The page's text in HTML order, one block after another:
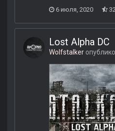
6 июля, 2020
Lost Alpha DC
Wolfstalker